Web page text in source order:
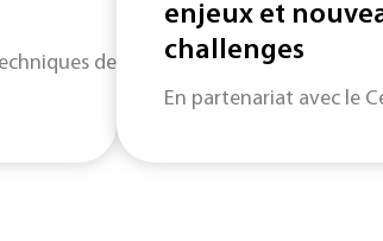
sous diverses formes, il n'est...
de l'Ingénieur vous présente :
enjeux et
challenges
En partenariat avec le